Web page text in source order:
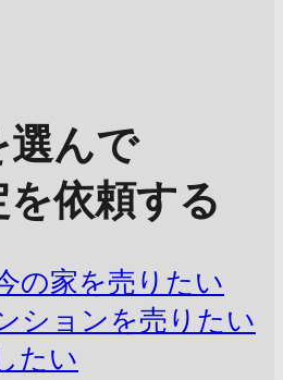
選んで
依頼する
の家を売りたい
ションを売りたい
たい